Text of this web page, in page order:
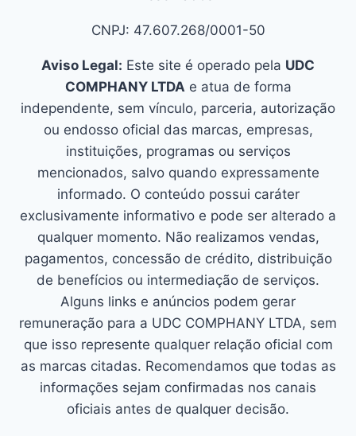
CNPJ: 47.607.268/0001-50
Aviso Legal: Este site é operado pela UDC
COMPHANY LTDAe atua de forma
independente, sem vínculo, parceria, autorização
ou endosso oficial das marcas, empresas,
instituições, programas ou serviços
mencionados, salvo quando expressamente
informado. O conteúdo possui caráter
exclusivamente informativo e pode ser alterado a
qualquer momento. Não realizamos vendas,
pagamentos, concessão de crédito, distribuição
de benefícios ou intermediação de serviços.
Alguns links e anúncios podem gerar
remuneração para a UDC COMPHANY LTDA, sem
que isso represente qualquer relação oficial com
as marcas citadas. Recomendamos que todas as
informações sejam confirmadas nos canais
oficiais antes de qualquer decisão.